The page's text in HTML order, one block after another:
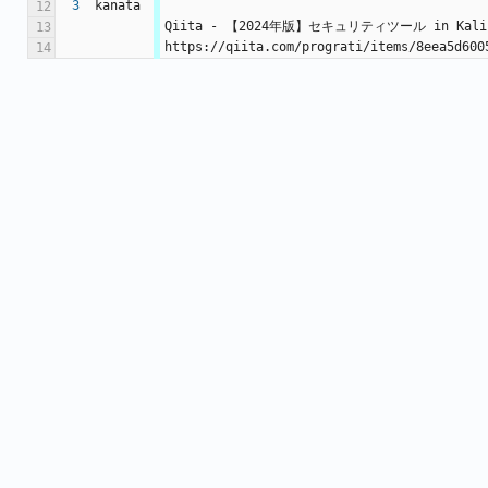
12
3
kanata
13
Qiita - 【2024年版】セキュリティツール in
14
https://qiita.com/prograti/items/